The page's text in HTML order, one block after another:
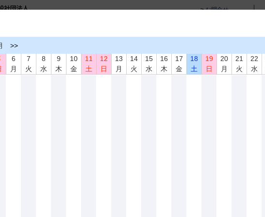
お問合せ
とは
>>
6
月
7
火
8
水
9
木
10
金
11
土
12
日
13
月
14
火
15
水
16
木
17
金
18
土
19
日
20
月
21
火
22
水